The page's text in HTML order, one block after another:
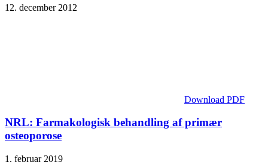
12. december 2012
Download PDF
NRL: Farmakologisk behandling af primær
osteoporose
1. februar 2019